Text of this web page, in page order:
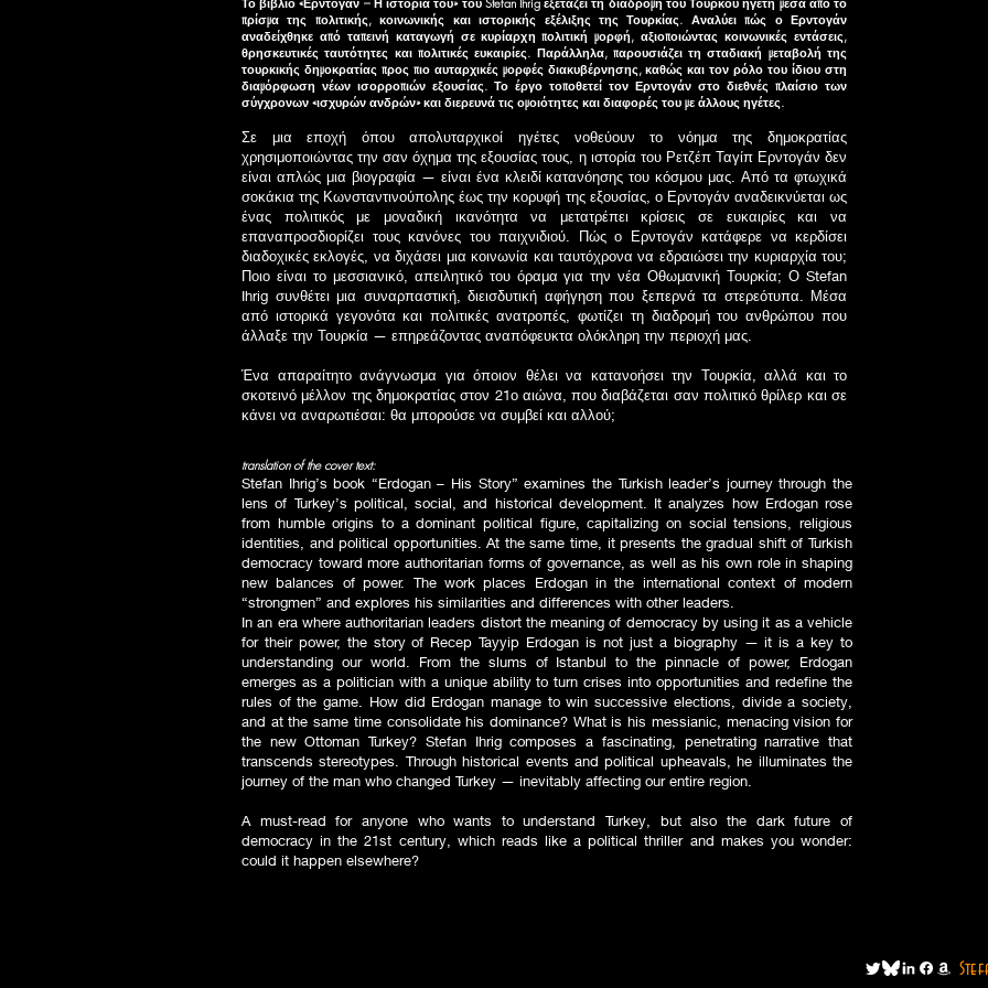
πρίσμα της πολιτικής, κοινωνικής και ιστορικής εξέλιξης της Τουρκίας. Αναλύει πώς ο Ερντογάν
αναδείχθηκε από ταπεινή καταγωγή σε κυρίαρχη πολιτική μορφή, αξιοποιώντας κοινωνικές εντάσεις,
θρησκευτικές ταυτότητες και πολιτικές ευκαιρίες. Παράλληλα, παρουσιάζει τη σταδιακή μεταβολή της
τουρκικής δημοκρατίας προς πιο αυταρχικές μορφές διακυβέρνησης, καθώς και τον ρόλο του ίδιου στη
διαμόρφωση νέων ισορροπιών εξουσίας. Το έργο τοποθετεί τον Ερντογάν στο διεθνές πλαίσιο των
σύγχρονων «ισχυρών ανδρών» και διερευνά τις ομοιότητες και διαφορές του με άλλους ηγέτες.
Σε μια εποχή όπου απολυταρχικοί ηγέτες νοθεύουν το νόημα της δημοκρατίας
χρησιμοποιώντας την σαν όχημα της εξουσίας τους, η ιστορία του Ρετζέπ Ταγίπ Ερντογάν δεν
είναι απλώς μια βιογραφία — είναι ένα κλειδί κατανόησης του κόσμου μας. Από τα φτωχικά
σοκάκια της Κωνσταντινούπολης έως την κορυφή της εξουσίας, ο Ερντογάν αναδεικνύεται ως
ένας πολιτικός με μοναδική ικανότητα να μετατρέπει κρίσεις σε ευκαιρίες και να
επαναπροσδιορίζει τους κανόνες του παιχνιδιού. Πώς ο Ερντογάν κατάφερε να κερδίσει
διαδοχικές εκλογές, να διχάσει μια κοινωνία και ταυτόχρονα να εδραιώσει την κυριαρχία του;
Ποιο είναι το μεσσιανικό, απειλητικό του όραμα για την νέα Οθωμανική Τουρκία; Ο Stefan
Ihrig συνθέτει μια συναρπαστική, διεισδυτική αφήγηση που ξεπερνά τα στερεότυπα. Μέσα
από ιστορικά γεγονότα και πολιτικές ανατροπές, φωτίζει τη διαδρομή του ανθρώπου που
άλλαξε την Τουρκία — επηρεάζοντας αναπόφευκτα ολόκληρη την περιοχή μας.
Ένα απαραίτητο ανάγνωσμα για όποιον θέλει να κατανοήσει την Τουρκία, αλλά και το
σκοτεινό μέλλον της δημοκρατίας στον 21ο αιώνα, που διαβάζεται σαν πολιτικό θρίλερ και σε
κάνει να αναρωτιέσαι: θα μπορούσε να συμβεί και αλλού;
translation of the cover text:
Stefan Ihrig’s book “Erdogan – His Story” examines the Turkish leader’s journey through the
lens of Turkey’s political, social, and historical development. It analyzes how Erdogan rose
from humble origins to a dominant political figure, capitalizing on social tensions, religious
identities, and political opportunities. At the same time, it presents the gradual shift of Turkish
democracy toward more authoritarian forms of governance, as well as his own role in shaping
new balances of power. The work places Erdogan in the international context of modern
“strongmen” and explores his similarities and differences with other leaders.
In an era where authoritarian leaders distort the meaning of democracy by using it as a vehicle
for their power, the story of Recep Tayyip Erdogan is not just a biography — it is a key to
understanding our world. From the slums of Istanbul to the pinnacle of power, Erdogan
emerges as a politician with a unique ability to turn crises into opportunities and redefine the
rules of the game. How did Erdogan manage to win successive elections, divide a society,
and at the same time consolidate his dominance? What is his messianic, menacing vision for
the new Ottoman Turkey? Stefan Ihrig composes a fascinating, penetrating narrative that
transcends stereotypes. Through historical events and political upheavals, he illuminates the
journey of the man who changed Turkey — inevitably affecting our entire region.
A must-read for anyone who wants to understand Turkey, but also the dark future of
democracy in the 21st century, which reads like a political thriller and makes you wonder:
could it happen elsewhere?